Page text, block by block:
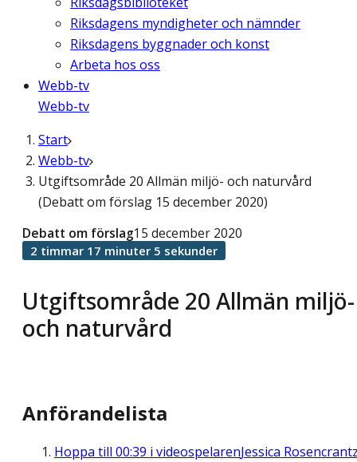
Riksdagens myndigheter och nämnder
Riksdagens byggnader och konst
Arbeta hos oss
Webb-tv
Webb-tv
Start
Webb-tv
Utgiftsområde 20 Allmän miljö- och naturvård
(Debatt om förslag 15 december 2020)
Utgiftsområde 20 Allmän miljö-
och naturvård
Debatt om förslag15 december 2020
2 timmar 17 minuter 5 sekunder
Anförandelista
Hoppa till 00:39 i videospelarenJessica